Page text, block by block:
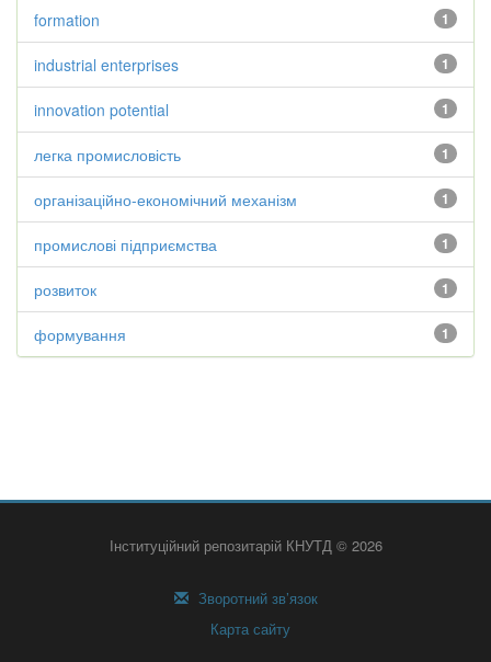
1
formation
1
industrial enterprises
1
innovation potential
1
легка промисловість
1
організаційно-економічний механізм
1
промислові підприємства
1
розвиток
1
формування
Інституційний репозитарій КНУТД © 2026
Зворотний зв’язок
Карта сайту